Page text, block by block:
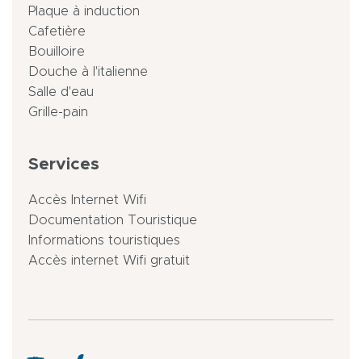
Plaque à induction
Cafetière
Bouilloire
Douche à l'italienne
Salle d'eau
Grille-pain
Services
Accès Internet Wifi
Documentation Touristique
Informations touristiques
Accès internet Wifi gratuit